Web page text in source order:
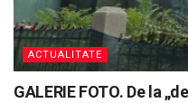
ACTUALITATE
GALERIE FOTO. De la